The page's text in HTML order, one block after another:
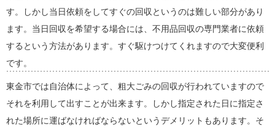
す。しかし当日依頼をしてすぐの回収というのは難しい部分があり
ます。当日回収を希望する場合には、不用品回収の専門業者に依頼
するという方法があります。すぐ駆けつけてくれますので大変便利
です。
東金市では自治体によって、粗大ごみの回収が行われていますので
それを利用して出すことが出来ます。しかし指定された日に指定さ
れた場所に運ばなければならないというデメリットもあります。そ